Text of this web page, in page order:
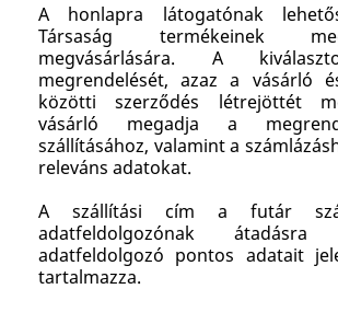
A honlapra látogatónak
Társaság termékeinek
megvásárlására. A
megrendelését, azaz a vásárló
közötti szerződés létrejöttét
vásárló megadja a
szállításához, valamint a
releváns adatokat.
A szállítási cím a futár
adatfeldolgozónak
adatfeldolgozó pontos adatait
tartalmazza.